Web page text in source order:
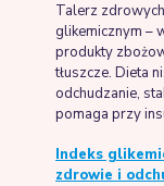
Talerz
glikemicznym –
produkty
tłuszcze. Dieta
odchudzanie,
pomaga przy
Indeks
zdrowie i